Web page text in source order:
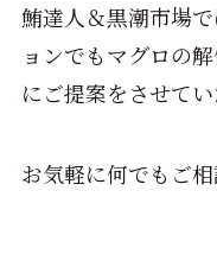
鮪達人＆黒潮市場
ョンでもマグロの
にご提案をさせてい
お気軽に何でもご